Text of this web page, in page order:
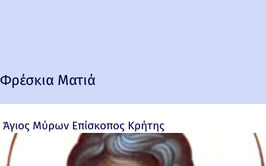
Φρέσκια Ματιά
Άγιος Μύρων Επίσκοπος Κρήτης